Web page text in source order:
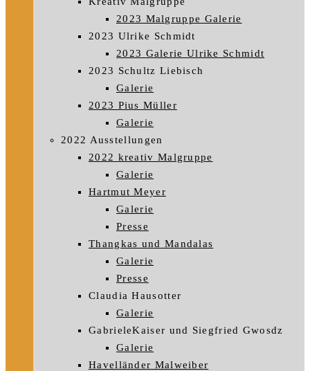
2023 Malgruppe Galerie
2023 Ulrike Schmidt
2023 Galerie Ulrike Schmidt
2023 Schultz Liebisch
Galerie
2023 Pius Müller
Galerie
2022 Ausstellungen
2022 kreativ Malgruppe
Galerie
Hartmut Meyer
Galerie
Presse
Thangkas und Mandalas
Galerie
Presse
Claudia Hausotter
Galerie
GabrieleKaiser und Siegfried Gwosdz
Galerie
Havelländer Malweiber